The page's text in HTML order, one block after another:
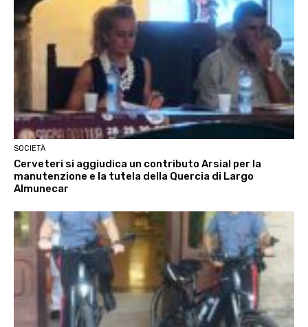
SOCIETÀ
Cerveteri si aggiudica un contributo Arsial per la
manutenzione e la tutela della Quercia di Largo
Almunecar